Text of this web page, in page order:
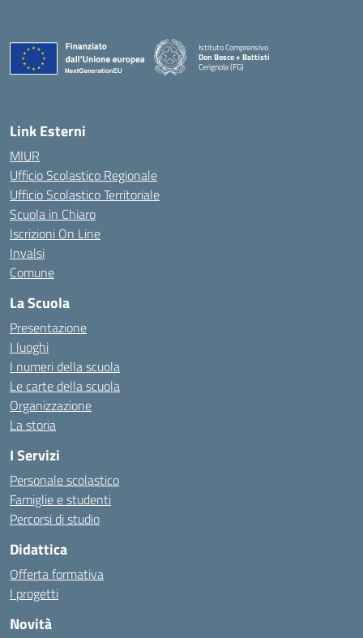
Istituto Comprensivo
Don Bosco + Battisti
Cerignola (FG)
— Visita la pagina iniziale della scuola
Link Esterni
MIUR
Ufficio Scolastico Regionale
Ufficio Scolastico Territoriale
Scuola in Chiaro
Iscrizioni On Line
Invalsi
Comune
La Scuola
Presentazione
I luoghi
I numeri della scuola
Le carte della scuola
Organizzazione
La storia
I Servizi
Personale scolastico
Famiglie e studenti
Percorsi di studio
Didattica
Offerta formativa
I progetti
Novità